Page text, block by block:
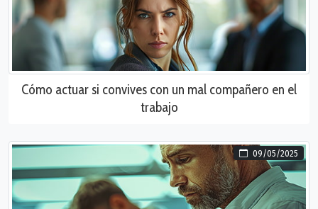
Cómo actuar si convives con un mal compañero en el
trabajo
09/05/2025